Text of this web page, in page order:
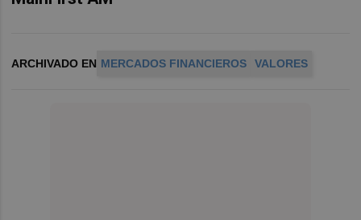
ARCHIVADO EN MERCADOS FINANCIEROS VALORES